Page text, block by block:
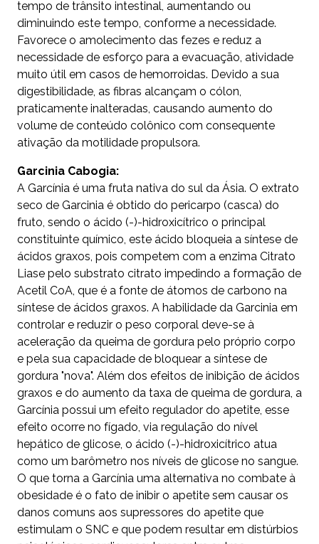
tempo de trânsito intestinal, aumentando ou
diminuindo este tempo, conforme a necessidade.
Favorece o amolecimento das fezes e reduz a
necessidade de esforço para a evacuação, atividade
muito útil em casos de hemorroidas. Devido a sua
digestibilidade, as fibras alcançam o cólon,
praticamente inalteradas, causando aumento do
volume de conteúdo colônico com consequente
ativação da motilidade propulsora.
Garcinia Cabogia:
A Garcínia é uma fruta nativa do sul da Ásia. O extrato
seco de Garcinia é obtido do pericarpo (casca) do
fruto, sendo o ácido (-)-hidroxicítrico o principal
constituinte químico, este ácido bloqueia a síntese de
ácidos graxos, pois competem com a enzima Citrato
Liase pelo substrato citrato impedindo a formação de
Acetil CoA, que é a fonte de átomos de carbono na
síntese de ácidos graxos. A habilidade da Garcinia em
controlar e reduzir o peso corporal deve-se à
aceleração da queima de gordura pelo próprio corpo
e pela sua capacidade de bloquear a síntese de
gordura "nova". Além dos efeitos de inibição de ácidos
graxos e do aumento da taxa de queima de gordura, a
Garcínia possui um efeito regulador do apetite, esse
efeito ocorre no fígado, via regulação do nível
hepático de glicose, o ácido (-)-hidroxicítrico atua
como um barômetro nos níveis de glicose no sangue.
O que torna a Garcínia uma alternativa no combate à
obesidade é o fato de inibir o apetite sem causar os
danos comuns aos supressores do apetite que
estimulam o SNC e que podem resultar em distúrbios